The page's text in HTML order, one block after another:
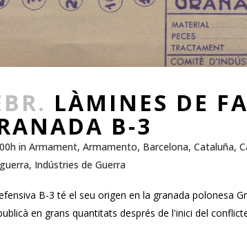
LÀMINES DE
B-3
in Armament, Armamento, Barcelona, Cataluña,
, Indústries de Guerra
B-3 té el seu origen en la granada polonesa
en grans quantitats després de l'inici del